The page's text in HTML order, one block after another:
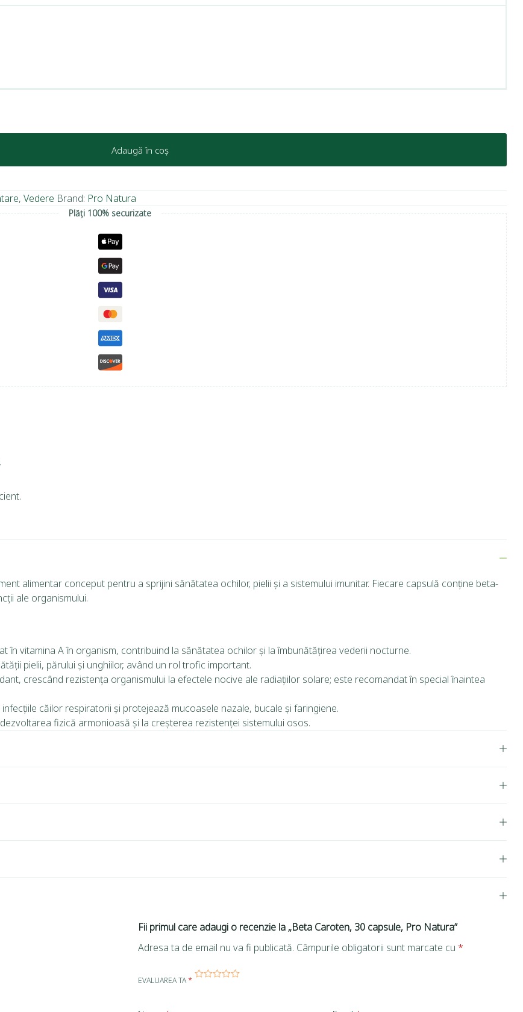
Adaugă în coș
, Vedere Brand: Pro Natura
Plăți 100% securizate
alimentar conceput pentru a sprijini sănătatea ochilor, pielii și a sistemului imunitar. Fiecare capsulă conține beta-
ale organismului.
în vitamina A în organism, contribuind la sănătatea ochilor și la îmbunătățirea vederii nocturne.
pielii, părului și unghiilor, având un rol trofic important.
crescând rezistența organismului la efectele nocive ale radiațiilor solare; este recomandat în special înaintea
căilor respiratorii și protejează mucoasele nazale, bucale și faringiene.
fizică armonioasă și la creșterea rezistenței sistemului osos.
Fii primul care adaugi o recenzie la „Beta Caroten, 30 capsule, Pro Natura”
Adresa ta de email nu va fi publicată. Câmpurile obligatorii sunt marcate cu *
EVALUAREA TA*